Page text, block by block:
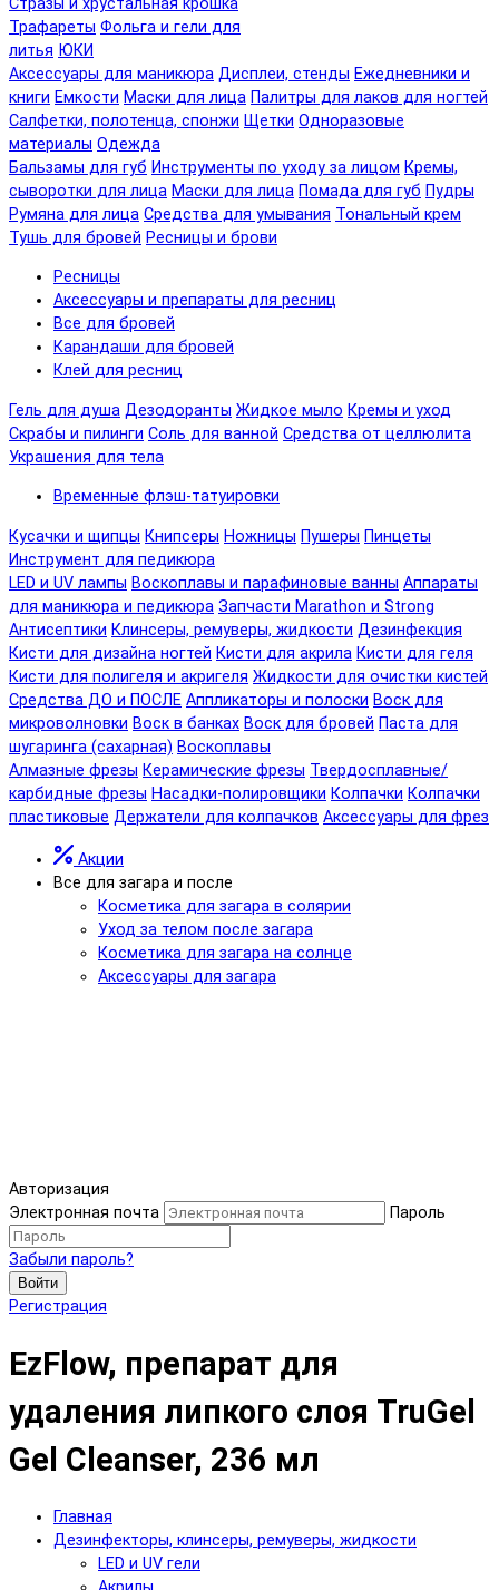
Стразы и хрустальная крошка
Трафареты Фольга и гели для
литья ЮКИ
Аксессуары для маникюра Дисплеи, стенды Ежедневники и
книги Емкости Маски для лица Палитры для лаков для ногтей
Салфетки, полотенца, спонжи Щетки Одноразовые
материалы Одежда
Бальзамы для губ Инструменты по уходу за лицом Кремы,
сыворотки для лица Маски для лица Помада для губ Пудры
Румяна для лица Средства для умывания Тональный крем
Тушь для бровей Ресницы и брови
Ресницы
Аксессуары и препараты для ресниц
Все для бровей
Карандаши для бровей
Клей для ресниц
Гель для душа Дезодоранты Жидкое мыло Кремы и уход
Скрабы и пилинги Соль для ванной Средства от целлюлита
Украшения для тела
Временные флэш-татуировки
Кусачки и щипцы Книпсеры Ножницы Пушеры Пинцеты
Инструмент для педикюра
LED и UV лампы Воскоплавы и парафиновые ванны Аппараты
для маникюра и педикюра Запчасти Marathon и Strong
Антисептики Клинсеры, ремуверы, жидкости Дезинфекция
Кисти для дизайна ногтей Кисти для акрила Кисти для геля
Кисти для полигеля и акригеля Жидкости для очистки кистей
Средства ДО и ПОСЛЕ Аппликаторы и полоски Воск для
микроволновки Воск в банках Воск для бровей Паста для
шугаринга (сахарная) Воскоплавы
Алмазные фрезы Керамические фрезы Твердосплавные/
карбидные фрезы Насадки-полировщики Колпачки Колпачки
пластиковые Держатели для колпачков Аксессуары для фрез
Акции
Все для загара и после
Косметика для загара в солярии
Уход за телом после загара
Косметика для загара на солнце
Аксессуары для загара
Авторизация
Электронная почта
Пароль
Забыли пароль?
Войти
Регистрация
EzFlow, препарат для
удаления липкого слоя TruGel
Gel Cleanser, 236 мл
Главная
Дезинфекторы, клинсеры, ремуверы, жидкости
LED и UV гели